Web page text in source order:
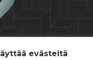
evästeitä